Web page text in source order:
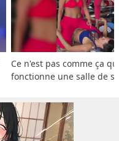
Ce n'est pas comme ça
fonctionne une salle de